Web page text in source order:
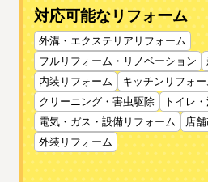
対応可能なリフォーム
外溝・エクステリアリフォーム
フルリフォーム・リノベーション
内装リフォーム
キッチンリフォー
クリーニング・害虫駆除
トイレ
電気・ガス・設備リフォーム
店
外装リフォーム